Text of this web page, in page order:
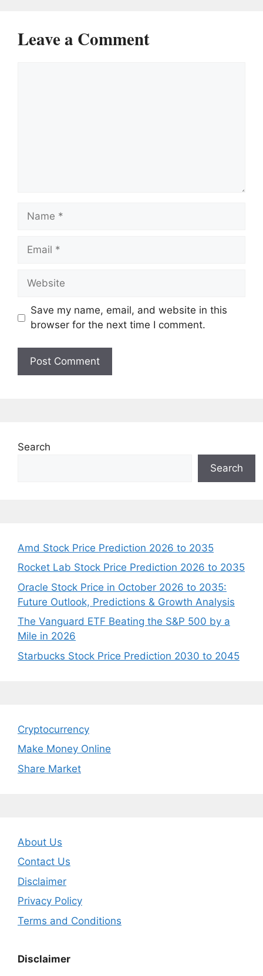
Leave a Comment
Name
Email
Website
Save my name, email, and website in this
browser for the next time I comment.
Search
Search
Amd Stock Price Prediction 2026 to 2035
Rocket Lab Stock Price Prediction 2026 to 2035
Oracle Stock Price in October 2026 to 2035:
Future Outlook, Predictions & Growth Analysis
The Vanguard ETF Beating the S&P 500 by a
Mile in 2026
Starbucks Stock Price Prediction 2030 to 2045
Cryptocurrency
Make Money Online
Share Market
About Us
Contact Us
Disclaimer
Privacy Policy
Terms and Conditions
Disclaimer